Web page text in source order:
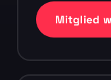
Mitglied